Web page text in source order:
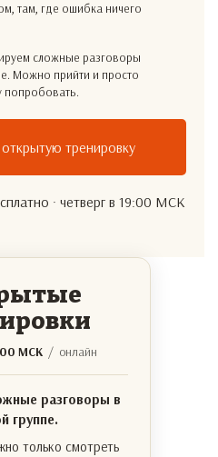
там, где ошибка ничего
сложные разговоры
Можно прийти и просто
попробовать.
тренировку
· четверг в 19:00 МСК
МСК / онлайн
разговоры в
группе.
только смотреть